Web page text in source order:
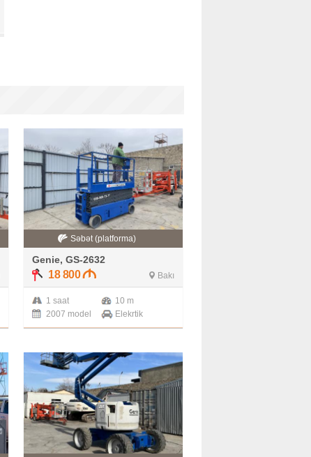
Səbət (platforma)
Genie, GS-2632
18 800 Bakı
1 saat
10 m
2007 model
Elekrtik